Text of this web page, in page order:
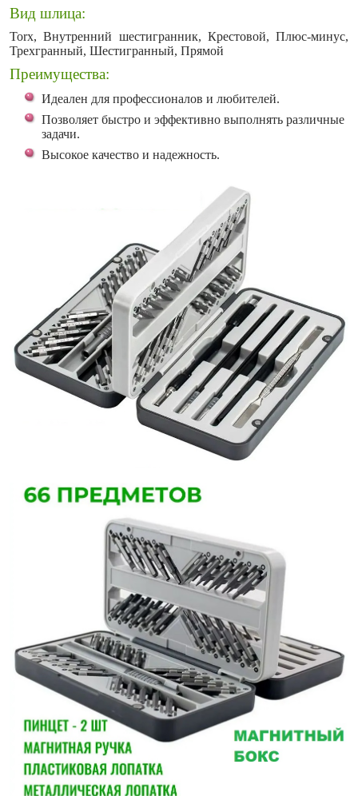
Вид шлица:
Torx, Внутренний шестигранник, Крестовой, Плюс-минус,
Трехгранный, Шестигранный, Прямой
Преимущества:
Идеален для профессионалов и любителей.
Позволяет быстро и эффективно выполнять различные
задачи.
Высокое качество и надежность.